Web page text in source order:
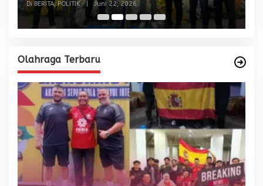
dan Malaysia
Di BERITA, POLITIK Juni 22, 2026
Olahraga Terbaru